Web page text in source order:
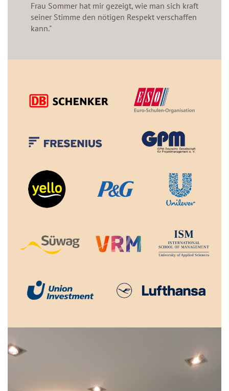
Frau Sommer hat mir gezeigt, wie man sich kraft
seiner Stimme den nötigen Respekt verschaffen
kann."